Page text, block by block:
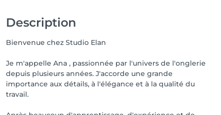
Description
Bienvenue chez Studio Elan
Je m'appelle Ana , passionnée par l'univers de l'onglerie
depuis plusieurs années. J'accorde une grande
importance aux détails, à l'élégance et à la qualité du
travail.